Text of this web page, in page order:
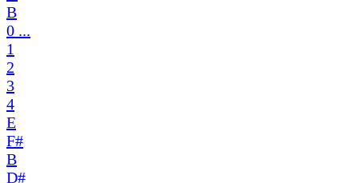
B
0 ...
1
2
3
4
E
F#
B
D#